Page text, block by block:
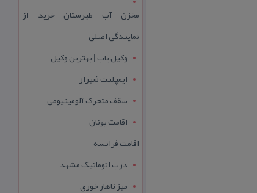
مخزن آب طبرستان خرید از
نمایندگی اصلی
وکیل یاب | بهترین وکیل
ایمپلنت شیراز
سقف متحرک آلومینیومی
اقامت یونان
اقامت فرانسه
درب اتوماتیک مشهد
میز ناهار خوری